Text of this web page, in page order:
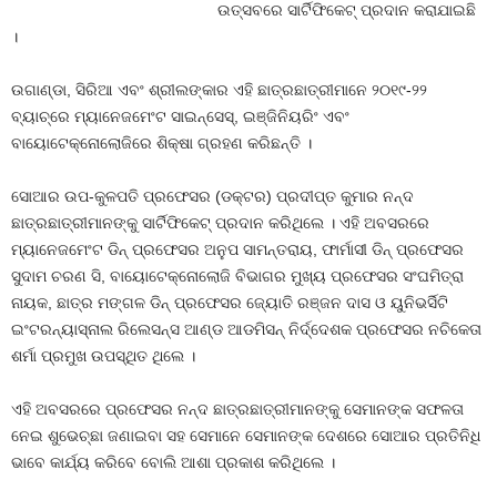
ଉତ୍ସବରେ ସାର୍ଟିଫିକେଟ୍ ପ୍ରଦାନ କରାଯାଇଛି
।
ଉଗାଣ୍ଡା, ସିରିଆ ଏବଂ ଶ୍ରୀଲଙ୍କାର ଏହି ଛାତ୍ରଛାତ୍ରୀମାନେ ୨୦୧୯-୨୨
ବ୍ୟାଚ୍‌ରେ ମ୍ୟାନେଜମେଂଟ ସାଇନ୍‌ସେସ୍‌, ଇଞ୍ଜିନିୟରିଂ ଏବଂ
ବାୟୋଟେକ୍ନୋଲୋଜିରେ ଶିକ୍ଷା ଗ୍ରହଣ କରିଛନ୍ତି ।
ସୋଆର ଉପ-କୁଳପତି ପ୍ରଫେସର (ଡକ୍ଟର) ପ୍ରଦୀପ୍ତ କୁମାର ନନ୍ଦ
ଛାତ୍ରଛାତ୍ରୀମାନଙ୍କୁ ସାର୍ଟିଫିକେଟ୍ ପ୍ରଦାନ କରିଥିଲେ । ଏହି ଅବସରରେ
ମ୍ୟାନେଜମେଂଟ ଡିନ୍ ପ୍ରଫେସର ଅନୁପ ସାମନ୍ତରାୟ, ଫାର୍ମାସୀ ଡିନ୍ ପ୍ରଫେସର
ସୁଦାମ ଚରଣ ସି, ବାୟୋଟେକ୍ନୋଲୋଜି ବିଭାଗର ମୁଖ୍ୟ ପ୍ରଫେସର ସଂଘମିତ୍ରା
ନାୟକ, ଛାତ୍ର ମଙ୍ଗଳ ଡିନ୍ ପ୍ରଫେସର ଜ୍ୟୋତି ରଞ୍ଜନ ଦାସ ଓ ୟୁନିଭର୍ସିଟି
ଇଂଟରନ୍ୟାସ୍‌ନାଲ ରିଲେସନ୍‌ସ ଆଣ୍ଡ ଆଡମିସନ୍ ନିର୍ଦ୍ଦେଶକ ପ୍ରଫେସର ନଚିକେତା
ଶର୍ମା ପ୍ରମୁଖ ଉପସ୍ଥିତ ଥିଲେ ।
ଏହି ଅବସରରେ ପ୍ରଫେସର ନନ୍ଦ ଛାତ୍ରଛାତ୍ରୀମାନଙ୍କୁ ସେମାନଙ୍କ ସଫଳତା
ନେଇ ଶୁଭେଚ୍ଛା ଜଣାଇବା ସହ ସେମାନେ ସେମାନଙ୍କ ଦେଶରେ ସୋଆର ପ୍ରତିନିଧି
ଭାବେ କାର୍ଯ୍ୟ କରିବେ ବୋଲି ଆଶା ପ୍ରକାଶ କରିଥିଲେ ।